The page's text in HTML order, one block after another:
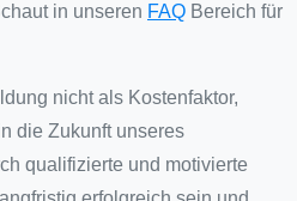
in unseren FAQ Bereich für
nicht als Kostenfaktor,
die Zukunft unseres
qualifizierte und motivierte